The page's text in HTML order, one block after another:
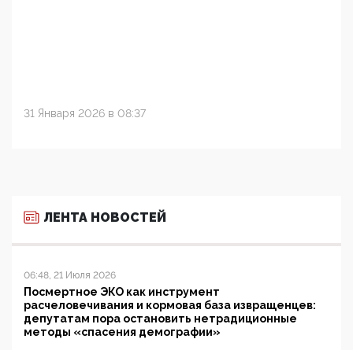
31 Января 2026 в 08:37
ЛЕНТА НОВОСТЕЙ
06:48, 21 Июля 2026
Посмертное ЭКО как инструмент
расчеловечивания и кормовая база извращенцев:
депутатам пора остановить нетрадиционные
методы «спасения демографии»